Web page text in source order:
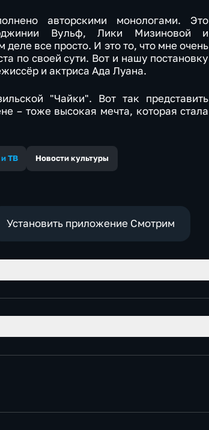
авторскими монологами. Это
Вульф, Лики Мизиновой и
все просто. И это то, что мне очень
по своей сути. Вот и нашу постановку
и актриса Ада Луана.
"Чайки". Вот так представить
– тоже высокая мечта, которая стала
ТВ Новости культуры
Установить приложение Смотрим